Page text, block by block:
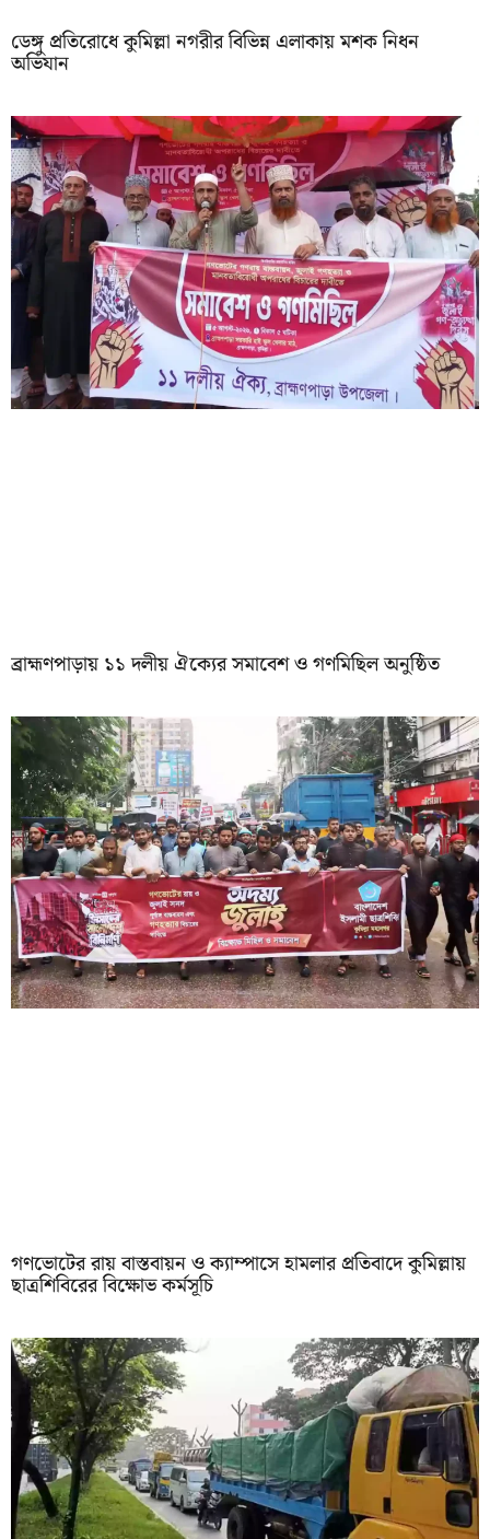
ডেঙ্গু প্রতিরোধে কুমিল্লা নগরীর বিভিন্ন এলাকায় মশক নিধন
অভিযান
‎ব্রাহ্মণপাড়ায় ১১ দলীয় ঐক্যের সমাবেশ ও গণমিছিল অনুষ্ঠিত
গণভোটের রায় বাস্তবায়ন ও ক্যাম্পাসে হামলার প্রতিবাদে কুমিল্লায়
ছাত্রশিবিরের বিক্ষোভ কর্মসূচি